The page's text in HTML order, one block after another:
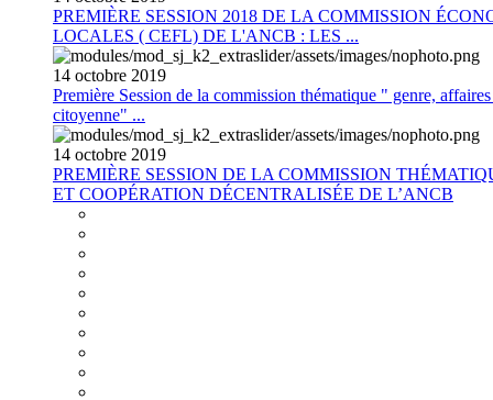
PREMIÈRE SESSION 2018 DE LA COMMISSION
LOCALES ( CEFL) DE L'ANCB : LES ...
14 octobre 2019
Première Session de la commission thématique " genre,
citoyenne" ...
14 octobre 2019
PREMIÈRE SESSION DE LA COMMISSION
ET COOPÉRATION DÉCENTRALISÉE DE L’ANCB